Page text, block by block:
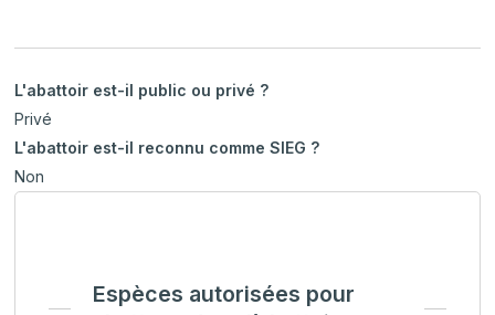
L'abattoir est-il public ou privé ?
Privé
L'abattoir est-il reconnu comme SIEG ?
Non
Espèces autorisées pour